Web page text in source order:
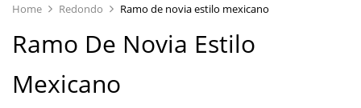
Home Redondo Ramo de novia estilo mexicano
Ramo De Novia Estilo
Mexicano